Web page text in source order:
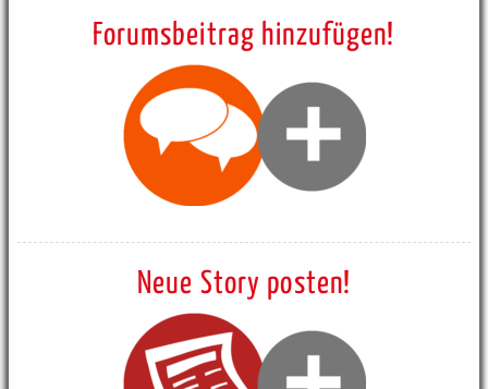
Forumsbeitrag hinzufügen!
Neue Story posten!